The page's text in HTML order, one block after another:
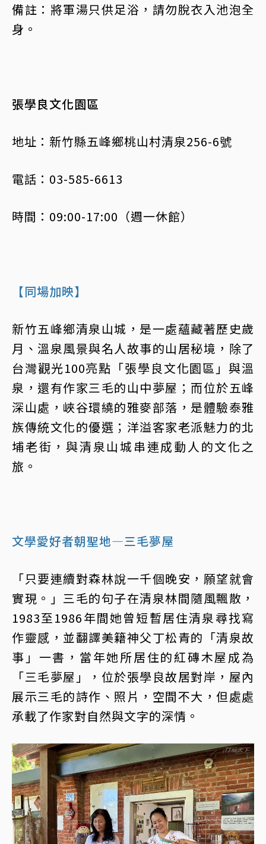
備註：將軍湯只供足浴，請勿脫衣入池泡全
身。
張學良文化園區
地址：新竹縣五峰鄉桃山村清泉256-6號
電話：03-585-6613
時間：09:00-17:00（週一休館）
【同場加映】
新竹五峰鄉清泉山城，是一處蘊藏著歷史歲
月、溫泉風景與名人故事的山居秘境，除了
台灣觀光100亮點「張學良文化園區」與溫
泉，還有作家三毛的山中夢屋；而位於五峰
深山處，峽谷環繞的雅麥部落，是體驗泰雅
族傳統文化的優選；洋溢客家老派魅力的北
埔老街，與清泉山城串連成動人的文化之
旅。
文學愛好者朝聖地—三毛夢屋
「只要連續對森林說一千個晚安，願望就會
實現。」三毛的句子在清泉林間隨風飄散，
1983至1986年間她曾短暫居住清泉尋找寫
作靈感，並翻譯美籍神父丁松青的「清泉故
事」一書，當年她所居住的紅磚木屋成為
「三毛夢屋」，位於張學良故居對岸，屋內
展示三毛的詩作、照片，空間不大，但處處
承載了作家對自然與文字的深情。